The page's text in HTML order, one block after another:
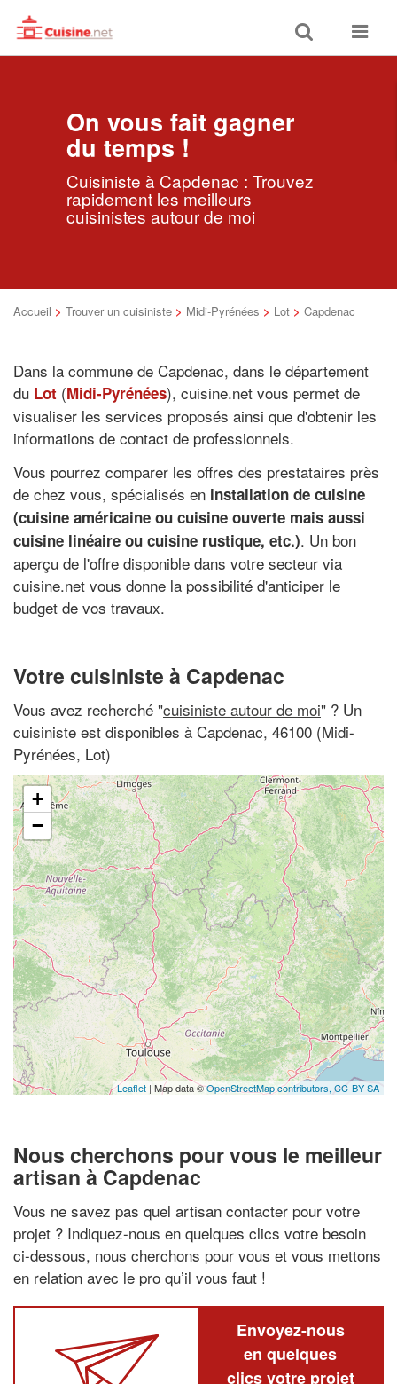
Toggle
search
Toggle
On vous fait gagner
du temps !
Cuisiniste à Capdenac : Trouvez
rapidement les meilleurs
cuisinistes autour de moi
Accueil > Trouver un cuisiniste > Midi-Pyrénées > Lot > Capdenac
Dans la commune de Capdenac, dans le département
du Lot (Midi-Pyrénées), cuisine.net vous permet de
visualiser les services proposés ainsi que d'obtenir les
informations de contact de professionnels.
Vous pourrez comparer les offres des prestataires près
de chez vous, spécialisés en installation de cuisine
(cuisine américaine ou cuisine ouverte mais aussi
cuisine linéaire ou cuisine rustique, etc.). Un bon
aperçu de l'offre disponible dans votre secteur via
cuisine.net vous donne la possibilité d'anticiper le
budget de vos travaux.
Votre cuisiniste à Capdenac
Vous avez recherché "cuisiniste autour de moi" ? Un
cuisiniste est disponibles à Capdenac, 46100 (Midi-
Pyrénées, Lot)
+
−
Leaflet | Map data ©OpenStreetMap contributors, CC-BY-SA
Nous cherchons pour vous le meilleur
artisan à Capdenac
Vous ne savez pas quel artisan contacter pour votre
projet ? Indiquez-nous en quelques clics votre besoin
ci-dessous, nous cherchons pour vous et vous mettons
en relation avec le pro qu’il vous faut !
Envoyez-nous
en quelques
clics votre projet